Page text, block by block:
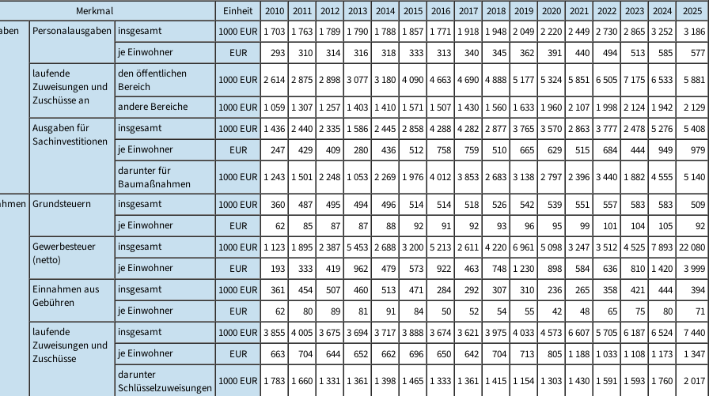
Merkmal Einheit 2010 2011 2012 2013 2014 2015 2016 2017 2018 2019 2020 2021 2022 2023 2024
2025
Personalausgaben insgesamt 1000 EUR 1 703 1 763 1 789 1 790 1 788 1 857 1 771 1 918 1 948 2 049 2 220 2 449 2 730 2 865 3 252
3 186
je Einwohner
EUR 293 310 314 316 318 333 313 340 345 362 391 440 494 513 585
577
laufende
Zuweisungen und
Zuschüsse an
den öffentlichen
Bereich
1000 EUR 2 614 2 875 2 898 3 077 3 180 4 090 4 663 4 690 4 888 5 177 5 324 5 851 6 505 7 175 6 533
5 881
andere Bereiche
1000 EUR 1 059 1 307 1 257 1 403 1 410 1 571 1 507 1 430 1 560 1 633 1 960 2 107 1 998 2 124 1 942
2 129
Ausgaben für
Sachinvestitionen
insgesamt 1000 EUR 1 436 2 440 2 335 1 586 2 445 2 858 4 288 4 282 2 877 3 765 3 570 2 863 3 777 2 478 5 276
5 408
je Einwohner
EUR 247 429 409 280 436 512 758 759 510 665 629 515 684 444 949
979
darunter für
Baumaßnahmen
1000 EUR 1 243 1 501 2 248 1 053 2 269 1 976 4 012 3 853 2 683 3 138 2 797 2 396 3 440 1 882 4 555
5 140
Grundsteuern insgesamt 1000 EUR 360 487 495 494 496 514 514 518 526 542 539 551 557 583 583
509
je Einwohner
EUR 62 85 87 87 88 92 91 92 93 96 95 99 101 104 105
92
Gewerbesteuer
(netto)
insgesamt 1000 EUR 1 123 1 895 2 387 5 453 2 688 3 200 5 213 2 611 4 220 6 961 5 098 3 247 3 512 4 525 7 893 22 080
je Einwohner
EUR 193 333 419 962 479 573 922 463 748 1 230 898 584 636 810 1 420
3 999
Einnahmen aus
Gebühren
insgesamt 1000 EUR 361 454 507 460 513 471 284 292 307 310 236 265 358 421 444
394
je Einwohner
EUR 62 80 89 81 91 84 50 52 54 55 42 48 65 75 80
71
laufende
Zuweisungen und
Zuschüsse
insgesamt 1000 EUR 3 855 4 005 3 675 3 694 3 717 3 888 3 674 3 621 3 975 4 033 4 573 6 607 5 705 6 187 6 524
7 440
je Einwohner
EUR 663 704 644 652 662 696 650 642 704 713 805 1 188 1 033 1 108 1 173
1 347
darunter
Schlüsselzuweisungen
1000 EUR 1 783 1 660 1 331 1 361 1 398 1 465 1 333 1 361 1 415 1 154 1 303 1 430 1 591 1 593 1 760 2 017